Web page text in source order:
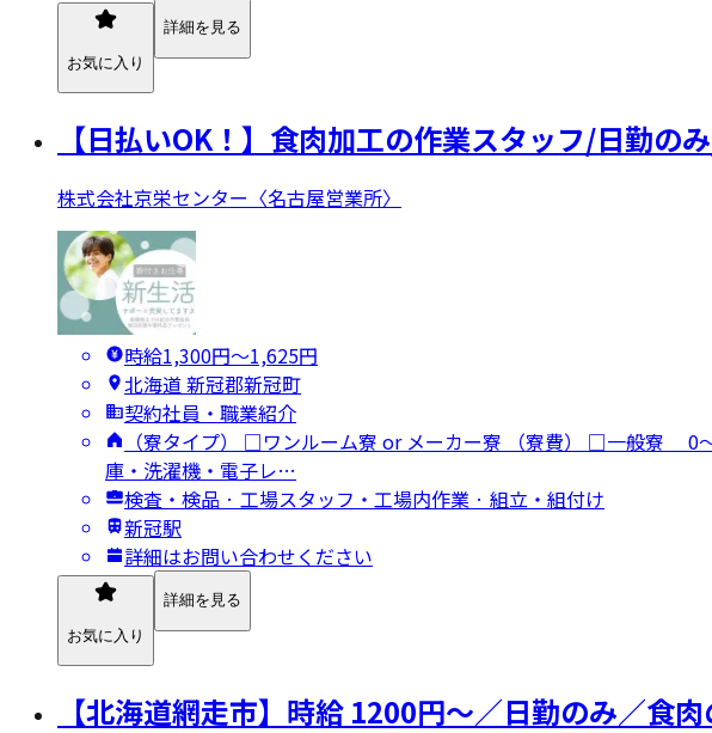
お気に入り
詳細を見る
【日払いOK！】食肉加工の作業スタッフ/日勤の
株式会社京栄センター〈名古屋営業所〉
時給1,300円〜1,625円
北海道 新冠郡新冠町
契約社員・職業紹介
（寮タイプ） □ワンルーム寮 or メーカー寮 （寮費） □一般寮
庫・洗濯機・電子レ…
検査・検品 · 工場スタッフ・工場内作業 · 組立・組付け
新冠駅
詳細はお問い合わせください
お気に入り
詳細を見る
【北海道網走市】時給 1200円～／日勤のみ／食